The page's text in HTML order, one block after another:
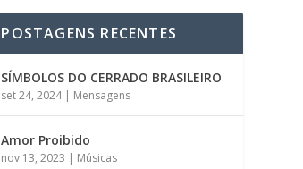
POSTAGENS RECENTES
SÍMBOLOS DO CERRADO BRASILEIRO
set 24, 2024| Mensagens
Amor Proibido
nov 13, 2023 | Músicas